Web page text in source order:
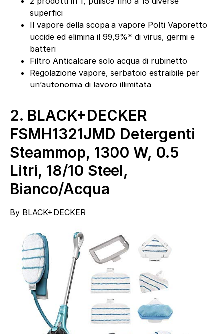
superfici
Il vapore della scopa a vapore Polti Vaporetto
uccide ed elimina il 99,9%* di virus, germi e
batteri
Filtro Anticalcare solo acqua di rubinetto
Regolazione vapore, serbatoio estraibile per
un’autonomia di lavoro illimitata
2. BLACK+DECKER
FSMH1321JMD Detergenti
Steammop, 1300 W, 0.5
Litri, 18/10 Steel,
Bianco/Acqua
By BLACK+DECKER